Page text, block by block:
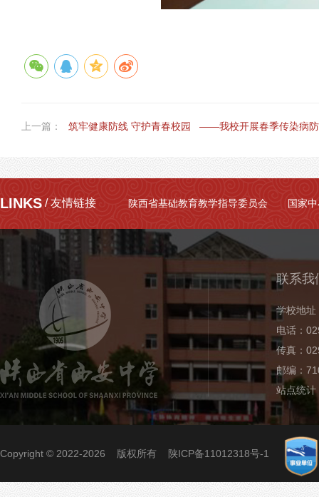
上一篇： 筑牢健康防线 守护青春校园 ——我校开展春季传染病防控知识
LINKS / 友情链接 陕西省基础教育教学指导委员会 国家
联系我
学校地址
电话：
传真：
邮编：
站点统计
Copyright © 2022-2026 版权所有 陕ICP备11012318号-1